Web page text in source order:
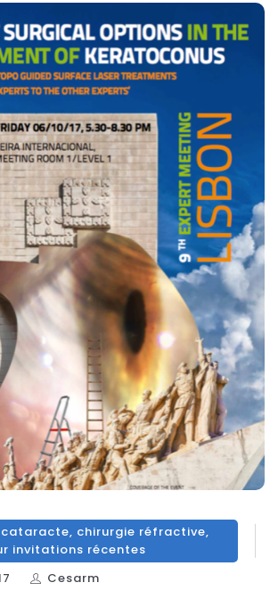
cataracte, chirurgie réfractive,
invitations récentes
Cesarm